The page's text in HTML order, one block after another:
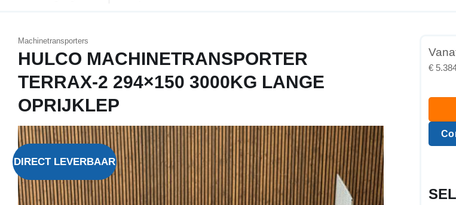
Machinetransporters
HULCO MACHINETRANSPORTER
TERRAX-2 294×150 3000KG LANGE
OPRIJKLEP
DIRECT LEVERBAAR
€